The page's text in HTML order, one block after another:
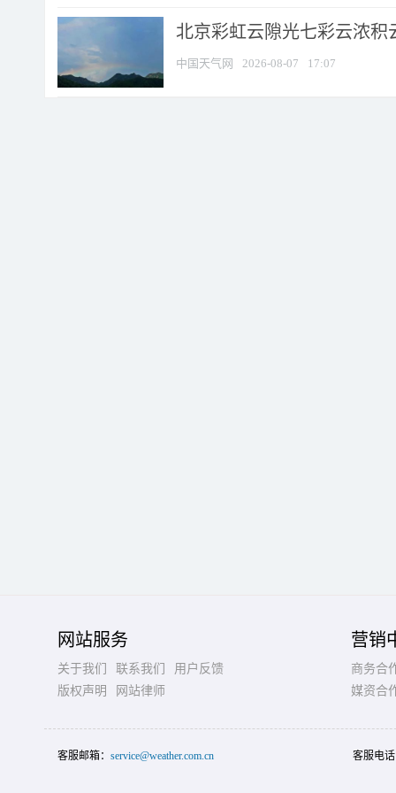
北京彩虹云隙光七彩云浓积
中国天气网 2026-08-07 17:07
网站服务
关于我们 联系我们
用户反馈
版权声明
网站律师
营销
商务合
媒资合
客服邮箱： service@weather.com.cn 客服电